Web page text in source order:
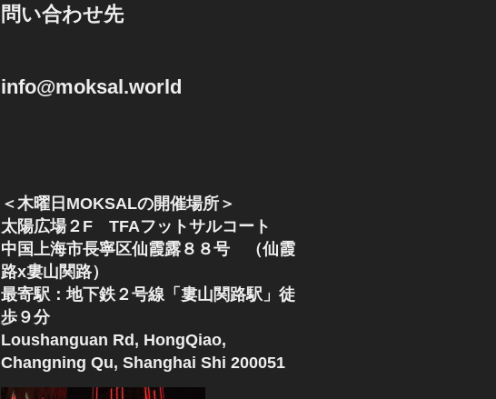
問い合わせ先
info@moksal.world
＜木曜日MOKSALの開催場所＞
太陽広場２F TFAフットサルコート
中国上海市長寧区仙霞露８８号 （仙霞
路x婁山関路）
最寄駅：地下鉄２号線「婁山関路駅」徒
歩９分
Loushanguan Rd, HongQiao,
Changning Qu, Shanghai Shi 200051